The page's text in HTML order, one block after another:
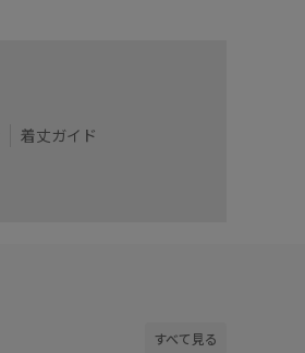
着丈ガイド
すべて見る